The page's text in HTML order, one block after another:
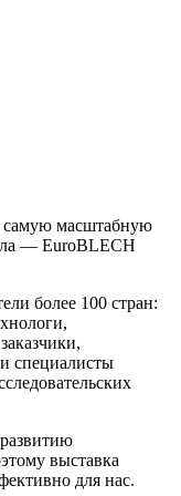
самую масштабную
— EuroBLECH
более 100 стран:
специалисты
выставка
для нас.